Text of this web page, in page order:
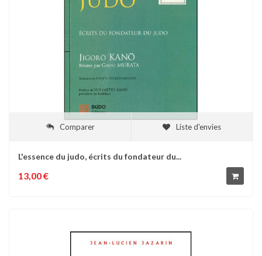
Comparer Liste d'envies
L'essence du judo, écrits du fondateur du...
13,00 €